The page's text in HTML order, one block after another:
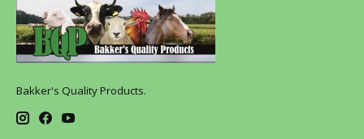
Bakker's Quality Products.